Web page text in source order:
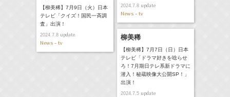
2024.7.8update
News - tv
【柳美稀】7月9日（火）日本
テレビ「クイズ！国民一斉調
査」出演！
2024.7.8update
News - tv
柳美稀
【柳美稀】7月7日（日）日本
テレビ「ドラマ好きを唸らせ
ろ！7月期日テレ系新ドラマに
潜入！秘蔵映像大公開SP！」
出演！
2024.7.5update